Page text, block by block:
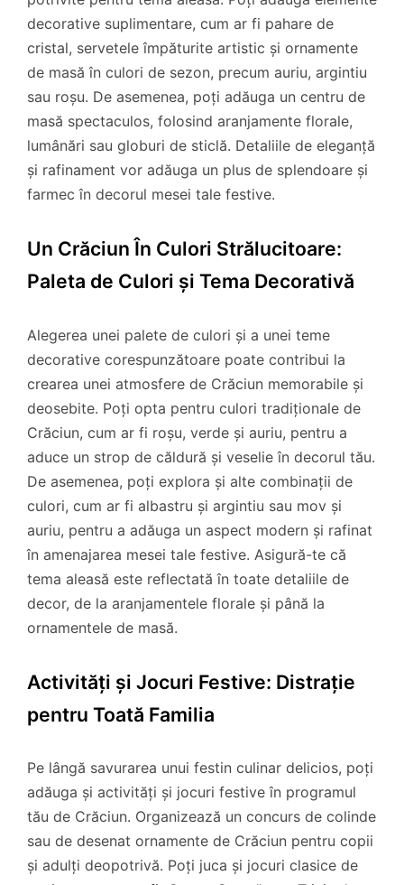
decorative suplimentare, cum ar fi pahare de
cristal, servetele împăturite artistic și ornamente
de masă în culori de sezon, precum auriu, argintiu
sau roșu. De asemenea, poți adăuga un centru de
masă spectaculos, folosind aranjamente florale,
lumânări sau globuri de sticlă. Detaliile de eleganță
și rafinament vor adăuga un plus de splendoare și
farmec în decorul mesei tale festive.
Un Crăciun În Culori Strălucitoare:
Paleta de Culori și Tema Decorativă
Alegerea unei palete de culori și a unei teme
decorative corespunzătoare poate contribui la
crearea unei atmosfere de Crăciun memorabile și
deosebite. Poți opta pentru culori tradiționale de
Crăciun, cum ar fi roșu, verde și auriu, pentru a
aduce un strop de căldură și veselie în decorul tău.
De asemenea, poți explora și alte combinații de
culori, cum ar fi albastru și argintiu sau mov și
auriu, pentru a adăuga un aspect modern și rafinat
în amenajarea mesei tale festive. Asigură-te că
tema aleasă este reflectată în toate detaliile de
decor, de la aranjamentele florale și până la
ornamentele de masă.
Activități și Jocuri Festive: Distrație
pentru Toată Familia
Pe lângă savurarea unui festin culinar delicios, poți
adăuga și activități și jocuri festive în programul
tău de Crăciun. Organizează un concurs de colinde
sau de desenat ornamente de Crăciun pentru copii
și adulți deopotrivă. Poți juca și jocuri clasice de